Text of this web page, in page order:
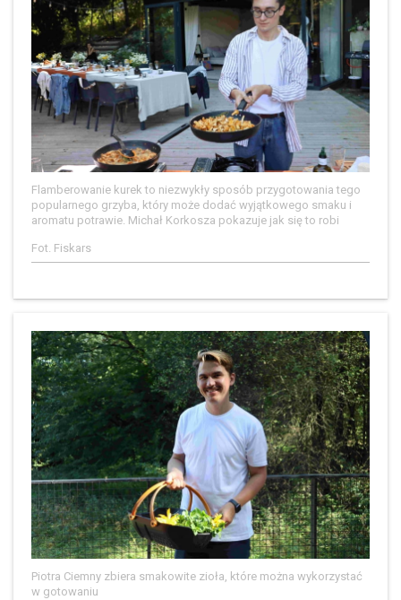
Flamberowanie kurek to niezwykły sposób przygotowania tego
popularnego grzyba, który może dodać wyjątkowego smaku i
aromatu potrawie. Michał Korkosza pokazuje jak się to robi
Fot. Fiskars
Piotra Ciemny zbiera smakowite zioła, które można wykorzystać
w gotowaniu